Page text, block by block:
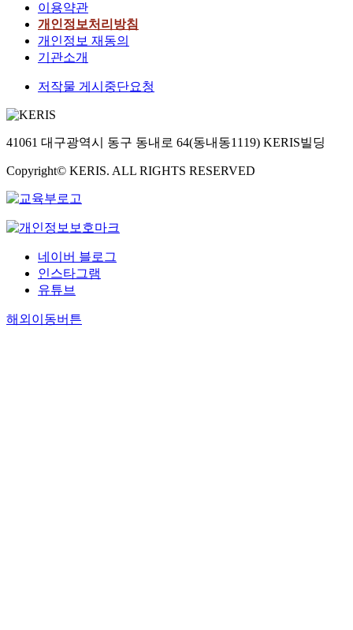
이용약관
개인정보처리방침
개인정보 재동의
기관소개
저작물 게시중단요청
41061 대구광역시 동구 동내로 64(동내동1119) KERIS빌딩
Copyright© KERIS. ALL RIGHTS RESERVED
네이버 블로그
인스타그램
유튜브
해외이동버튼